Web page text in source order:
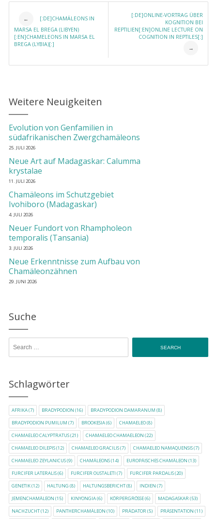
Post navigation
←
[:DE]CHAMÄLEONS IN
MARSA EL BREGA (LIBYEN)
[:EN]CHAMELEONS IN MARSA EL
BREGA (LYBIA)[:]
[:DE]ONLINE-VORTRAG ÜBER
KOGNITION BEI
REPTILIEN[:EN]ONLINE LECTURE ON
COGNITION IN REPTILES[:]
→
Weitere Neuigkeiten
Evolution von Genfamilien in
südafrikanischen Zwergchamäleons
25. JULI 2026
Neue Art auf Madagaskar: Calumma
krystalae
11. JULI 2026
Chamäleons im Schutzgebiet
Ivohiboro (Madagaskar)
4. JULI 2026
Neuer Fundort von Rhampholeon
temporalis (Tansania)
3. JULI 2026
Neue Erkenntnisse zum Aufbau von
Chamäleonzähnen
29. JUNI 2026
Suche
Schlagwörter
AFRIKA(7) BRADYPODION (16) BRADYPODION DAMARANUM (8)
BRADYPODION PUMILUM (7) BROOKESIA(6) CHAMAELEO(8)
CHAMAELEO CALYPTRATUS(21) CHAMAELEO CHAMAELEON (22)
CHAMAELEO DILEPIS(12) CHAMAELEO GRACILIS(7) CHAMAELEO NAMAQUENSIS(7)
CHAMAELEO ZEYLANICUS(9) CHAMÄLEONS(14) EUROPÄISCHES CHAMÄLEON (13)
FURCIFER LATERALIS(6) FURCIFER OUSTALETI (7) FURCIFER PARDALIS(20)
GENETIK(12) HALTUNG (8) HALTUNGSBERICHT(8) INDIEN (7)
JEMENCHAMÄLEON (15) KINYONGIA(6) KÖRPERGRÖSSE (6) MADAGASKAR(53)
NACHZUCHT(12) PANTHERCHAMÄLEON (10) PRÄDATOR(5) PRÄSENTATION (11)